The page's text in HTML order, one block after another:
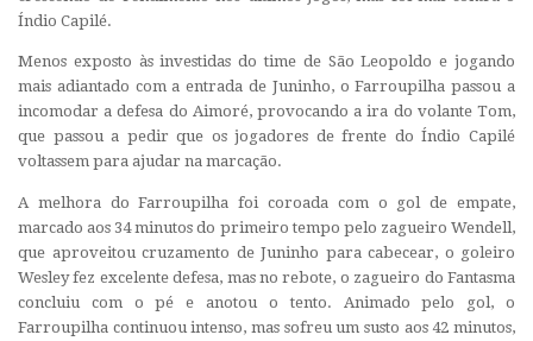
Índio Capilé.
Menos exposto às investidas do time de São Leopoldo e jogando
mais adiantado com a entrada de Juninho, o Farroupilha passou a
incomodar a defesa do Aimoré, provocando a ira do volante Tom,
que passou a pedir que os jogadores de frente do Índio Capilé
voltassem para ajudar na marcação.
A melhora do Farroupilha foi coroada com o gol de empate,
marcado aos 34 minutos do primeiro tempo pelo zagueiro Wendell,
que aproveitou cruzamento de Juninho para cabecear, o goleiro
Wesley fez excelente defesa, mas no rebote, o zagueiro do Fantasma
concluiu com o pé e anotou o tento. Animado pelo gol, o
Farroupilha continuou intenso, mas sofreu um susto aos 42 minutos,